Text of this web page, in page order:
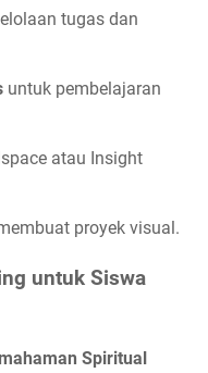
tugas dan
untuk pembelajaran
atau Insight
proyek visual.
untuk Siswa
Spiritual